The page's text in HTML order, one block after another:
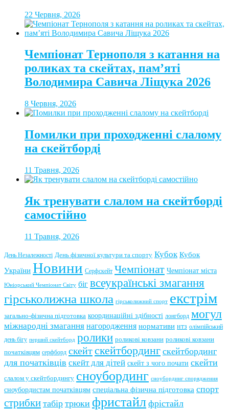
22 Червня, 2026
Чемпіонат Тернополя з катання на
роликах та скейтах, пам’яті
Володимира Савича Ліщука 2026
8 Червня, 2026
Помилки при проходженні слалому
на скейтборді
11 Травня, 2026
Як тренувати слалом на скейтборді
самостійно
11 Травня, 2026
День Незалежності День фізичної культури та спорту Кубок Кубок
України Новини Серфскейт Чемпіонат Чемпіонат міста
Юніорський Чемпіонат Світу біг всеукраїнські змагання
гірськолижна школа гірськолижний спорт екстрім
загально-фізична підготовка координаційні здібності лонгборд могул
міжнародні змагання нагородження нормативи нтз олімпійський
день бігу перший скейтборд ролики роликові ковзани роликові ковзани
початківцям серфборд скейтскейтбординг скейтбординг
для початківців скейт для дітей скейт з чого почати скейти
слалом у скейтбордингу сноубординг сноубординг спорядження
сноубордистам початківцям спеціальна фізична підготовка спорт
стрибки табір трюки фристайл фрістайл